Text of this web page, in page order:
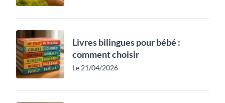
Livres bilingues pour bébé :
comment choisir
Le 21/04/2026